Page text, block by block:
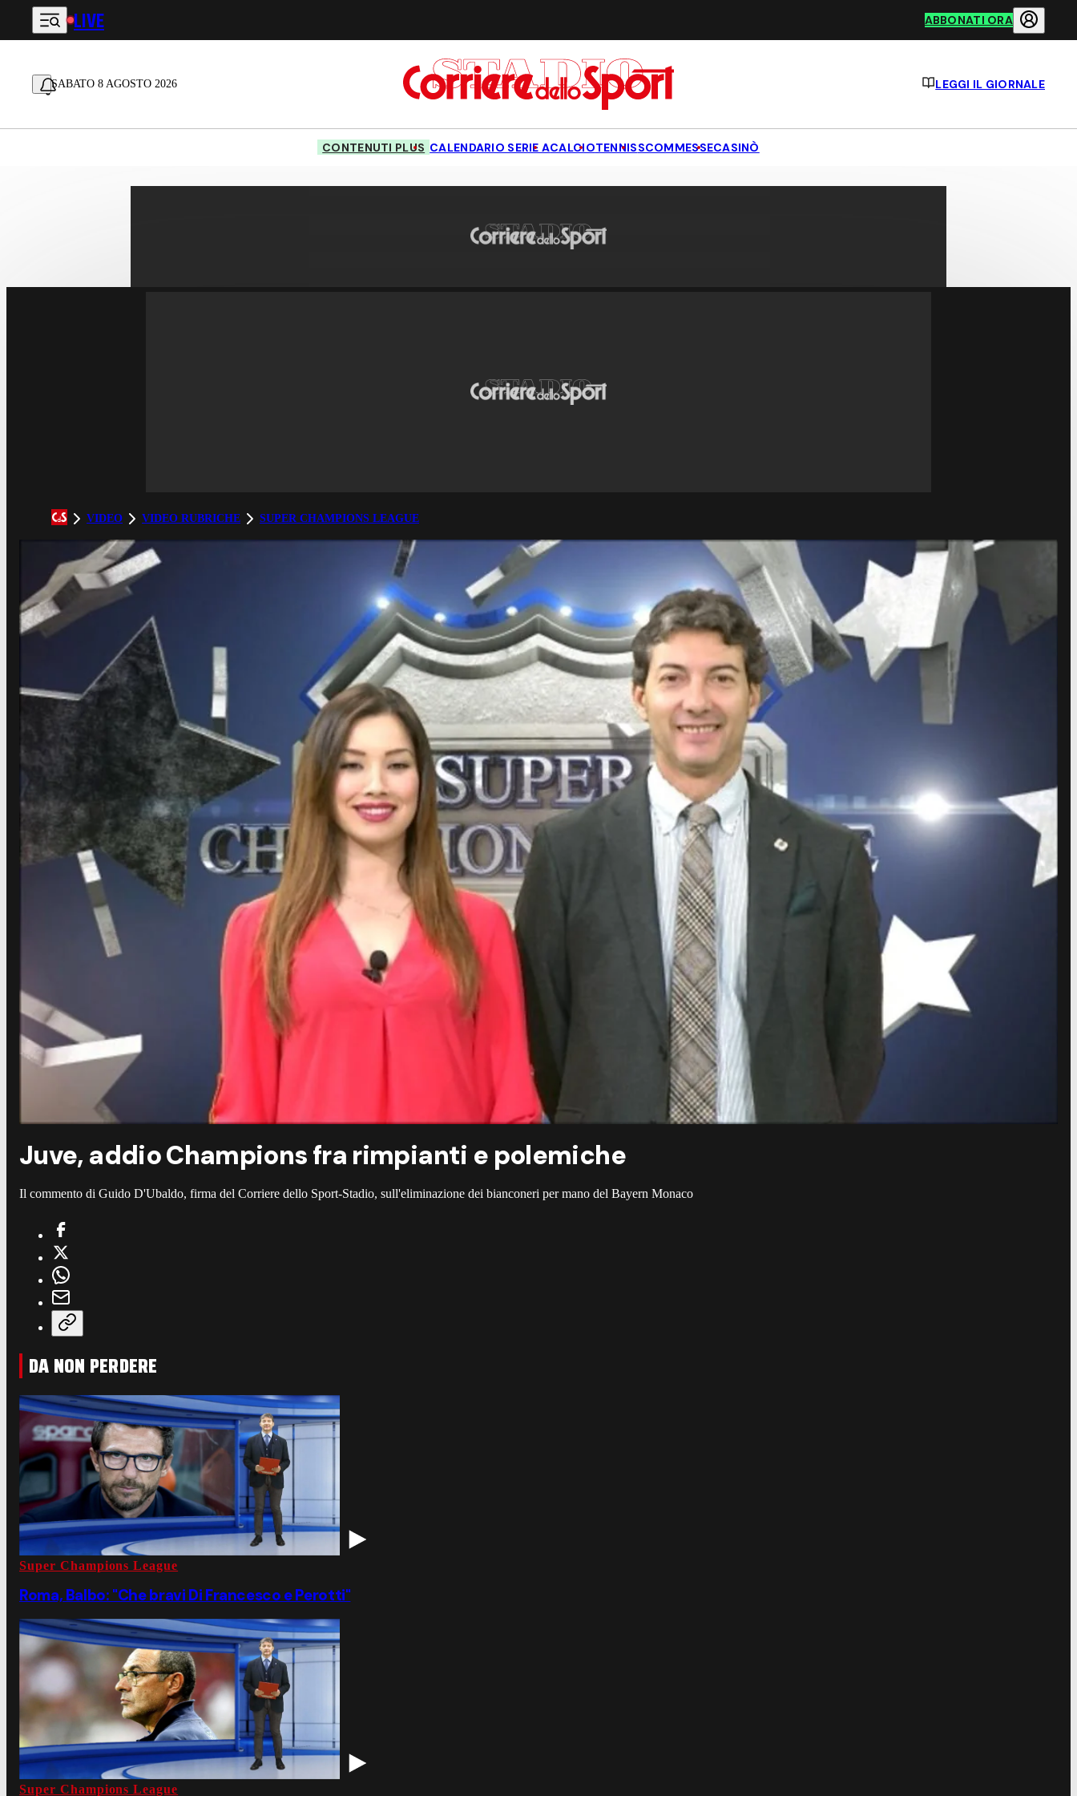
Vai al contenuto principale
LIVE ABBONATI ORA
SABATO 8 AGOSTO 2026 LEGGI IL GIORNALE
CONTENUTI PLUS CALENDARIO SERIE ACALCIOTENNISSCOMMESSECASINÒ
VIDEO VIDEO RUBRICHE SUPER CHAMPIONS LEAGUE
Juve, addio Champions fra rimpianti e polemiche
Il commento di Guido D'Ubaldo, firma del Corriere dello Sport-Stadio, sull'eliminazione dei bianconeri per mano del Bayern Monaco
DA NON PERDERE
Super Champions League
Roma, Balbo: "Che bravi Di Francesco e Perotti"
Super Champions League